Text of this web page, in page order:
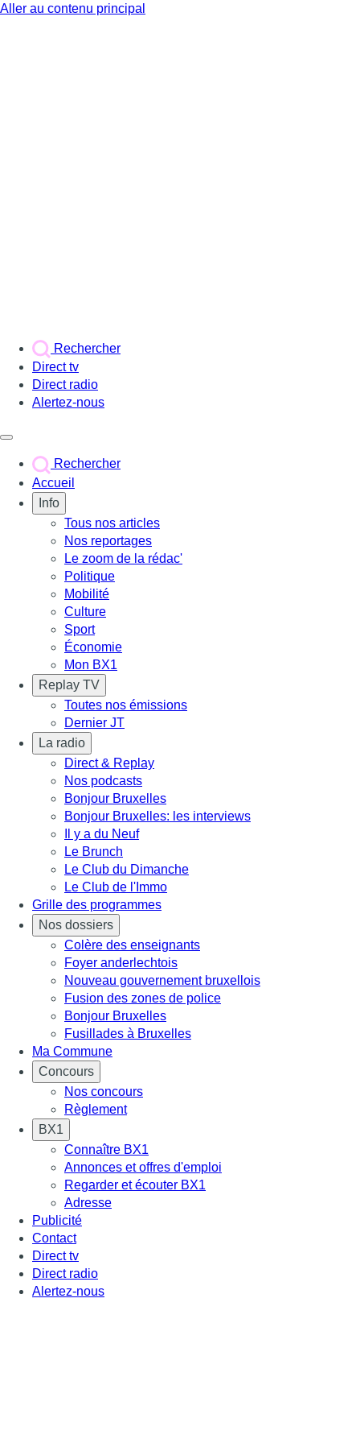
Aller au contenu principal
Rechercher
Direct tv
Direct radio
Alertez-nous
Rechercher
Accueil
Info
Tous nos articles
Nos reportages
Le zoom de la rédac'
Politique
Mobilité
Culture
Sport
Économie
Mon BX1
Replay TV
Toutes nos émissions
Dernier JT
La radio
Direct & Replay
Nos podcasts
Bonjour Bruxelles
Bonjour Bruxelles: les interviews
Il y a du Neuf
Le Brunch
Le Club du Dimanche
Le Club de l'Immo
Grille des programmes
Nos dossiers
Colère des enseignants
Foyer anderlechtois
Nouveau gouvernement bruxellois
Fusion des zones de police
Bonjour Bruxelles
Fusillades à Bruxelles
Ma Commune
Concours
Nos concours
Règlement
BX1
Connaître BX1
Annonces et offres d'emploi
Regarder et écouter BX1
Adresse
Publicité
Contact
Direct tv
Direct radio
Alertez-nous